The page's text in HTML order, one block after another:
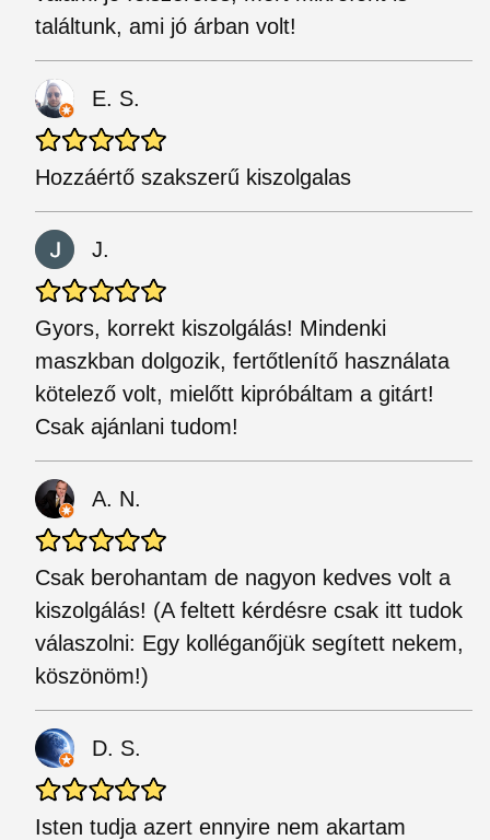
találtunk, ami jó árban volt!
E. S.
Hozzáértő szakszerű kiszolgalas
J.
Gyors, korrekt kiszolgálás! Mindenki
maszkban dolgozik, fertőtlenítő használata
kötelező volt, mielőtt kipróbáltam a gitárt!
Csak ajánlani tudom!
A. N.
Csak berohantam de nagyon kedves volt a
kiszolgálás! (A feltett kérdésre csak itt tudok
válaszolni: Egy kolléganőjük segített nekem,
köszönöm!)
D. S.
Isten tudja azert ennyire nem akartam